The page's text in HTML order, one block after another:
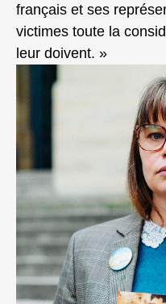
français et ses
victimes toute la
leur doivent. »